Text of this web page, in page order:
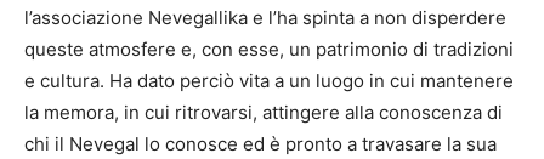
l’associazione Nevegallika e l’ha spinta a non disperdere
queste atmosfere e, con esse, un patrimonio di tradizioni
e cultura. Ha dato perciò vita a un luogo in cui mantenere
la memora, in cui ritrovarsi, attingere alla conoscenza di
chi il Nevegal lo conosce ed è pronto a travasare la sua